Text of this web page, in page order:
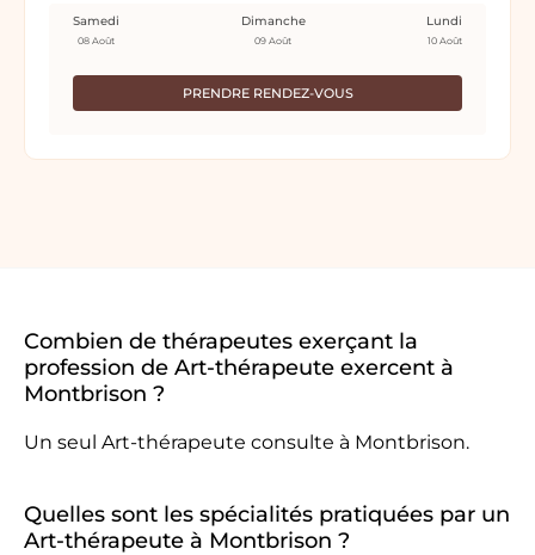
PRENDRE RENDEZ-VOUS
Samedi
08 Août
Dimanche
09 Août
Lundi
10 Août
Combien de thérapeutes exerçant la
profession de Art-thérapeute exercent à
Montbrison ?
Un seul Art-thérapeute consulte à Montbrison.
Quelles sont les spécialités pratiquées par un
Art-thérapeute à Montbrison ?